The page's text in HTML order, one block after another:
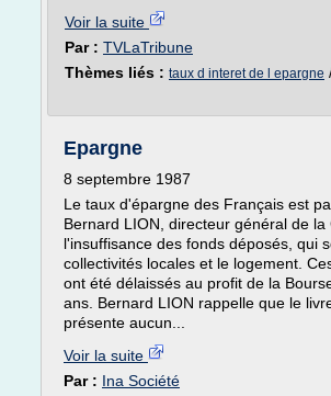
Voir la suite
Par : TVLaTribune
Thèmes liés : taux d interet de l epargne
Epargne
8 septembre 1987
Le taux d'épargne des Français est
Bernard LION, directeur général de
l'insuffisance des fonds déposés, qui
collectivités locales et le logement.
ont été délaissés au profit de la
ans. Bernard LION rappelle que le
présente aucun...
Voir la suite
Par : Ina Société